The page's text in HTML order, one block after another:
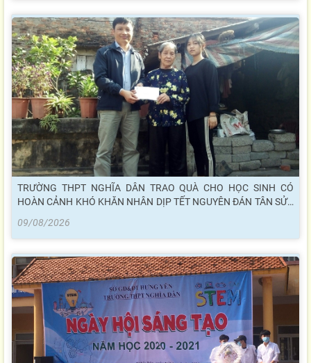
TRƯỜNG THPT NGHĨA DÂN TRAO QUÀ CHO HỌC SINH CÓ
HOÀN CẢNH KHÓ KHĂN NHÂN DỊP TẾT NGUYÊN ĐÁN TÂN SỬU
09/08/2026